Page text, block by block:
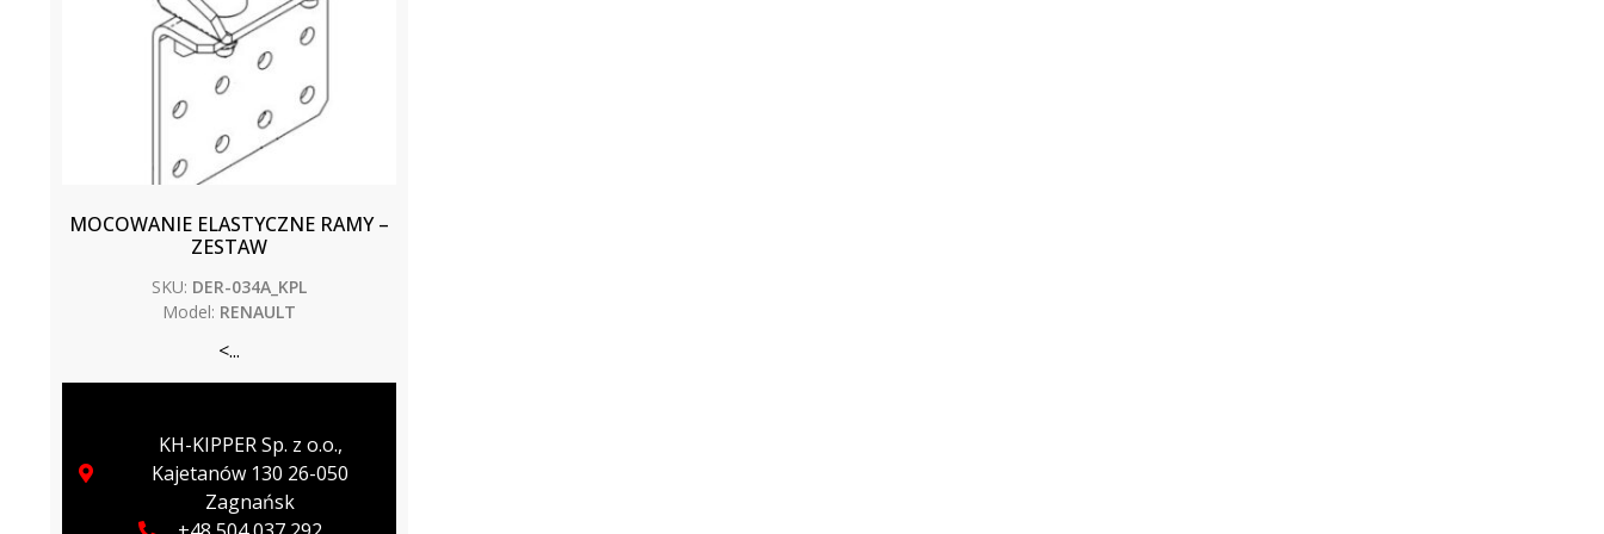
MOCOWANIE ELASTYCZNE RAMY –
ZESTAW
SKU: DER-034A_KPL
Model: RENAULT
<...
KH-KIPPER Sp. z o.o.,
Kajetanów 130 26-050
Zagnańsk